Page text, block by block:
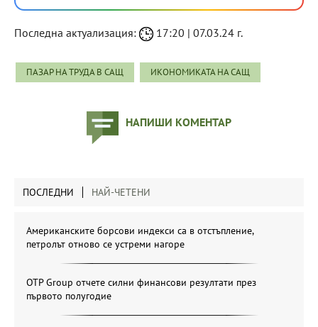
Последна актуализация: 17:20 | 07.03.24 г.
ПАЗАР НА ТРУДА В САЩ ИКОНОМИКАТА НА САЩ
НАПИШИ КОМЕНТАР
ПОСЛЕДНИ НАЙ-ЧЕТЕНИ
Американските борсови индекси са в отстъпление,
петролът отново се устреми нагоре
OTP Group отчете силни финансови резултати през
първото полугодие